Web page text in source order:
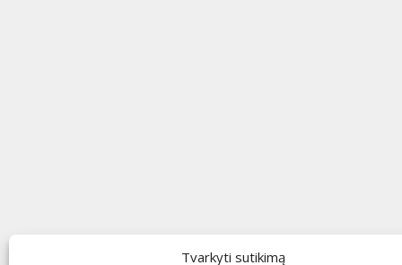
Tvarkyti sutikimą